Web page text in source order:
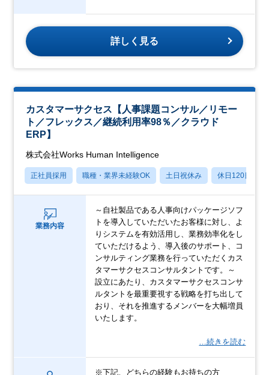
詳しく見る
カスタマーサクセス【人事課題コンサル／リモー
ト／フレックス／継続利用率98％／クラウド
ERP】
株式会社Works Human Intelligence
正社員採用 職種・業界未経験OK 土日祝休み 休日120日以上
業務内容
～自社製品である人事向けパッケージソフ
トを導入していただいたお客様に対し、よ
りシステムを有効活用し、業務効率化をし
ていただけるよう、導入後のサポート、コ
ンサルティング業務を行っていただくカス
タマーサクセスコンサルタントです。～
設立にあたり、カスタマーサクセスコンサ
ルタントを最重要視する戦略を打ち出して
おり、それを推進するメンバーを大幅増員
いたします。
…続きを読む
※下記、どちらの経験もお持ちの方